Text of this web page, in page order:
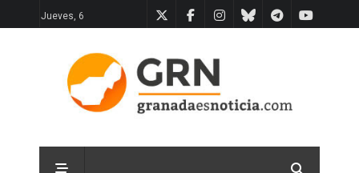
Jueves, 6